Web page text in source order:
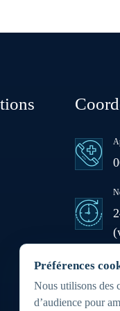
Préférences
Nous utilisons des
d’audience pour
Oulad Abbou
Oulad H'Riz Sahel